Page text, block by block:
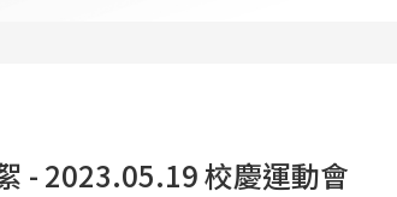
- 2023.05.19 校慶運動會